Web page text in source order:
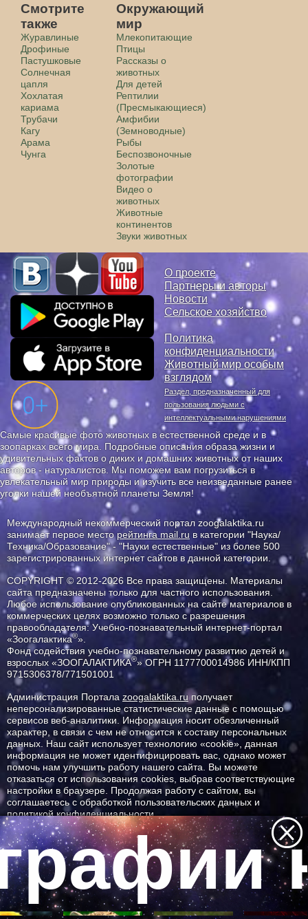
Смотрите
также
Журавлиные
Дрофиные
Пастушковые
Солнечная
цапля
Хохлатая
кариама
Трубачи
Кагу
Арама
Чунга
Окружающий
мир
Млекопитающие
Птицы
Рассказы о
животных
Для детей
Рептилии
(Пресмыкающиеся)
Амфибии
(Земноводные)
Рыбы
Беспозвоночные
Золотые
фотографии
Видео о
животных
Животные
континентов
Звуки животных
О проекте
Партнеры и авторы
Новости
Сельское хозяйство
Политика
конфиденциальности
Животный мир особым
взглядом
Раздел, предназначенный для
пользования людьми с
интеллектуальными нарушениями
Самые красивые фото животных в естественной среде и в
зоопарках всего мира. Подробные описания образа жизни и
удивительных фактов о диких и домашних животных от наших
авторов - натуралистов. Мы поможем вам погрузиться в
увлекательный мир природы и изучить все неизведанные ранее
уголки нашей необъятной планеты Земля!
Международный некоммерческий портал zoogalaktika.ru
занимает первое месторейтинга mail.ru в категории "Наука/
Техника/Образование" - "Науки естественные" из более 500
зарегистрированных интернет сайтов в данной категории.
COPYRIGHT © 2012-2026 Все права защищены. Материалы
сайта предназначены только для частного использования.
Любое использование опубликованных на сайте материалов в
коммерческих целях возможно только с разрешения
правообладателя: Учебно-познавательный интернет-портал
«Зоогалактика®».
Фонд содействия учебно-познавательному развитию детей и
взрослых «ЗООГАЛАКТИКА®» ОГРН 1177700014986 ИНН/КПП
9715306378/771501001
Администрация Портала zoogalaktika.ruполучает
неперсонализированные статистические данные с помощью
сервисов веб-аналитики. Информация носит обезличенный
характер, в связи с чем не относится к составу персональных
данных. Наш сайт использует технологию «cookie», данная
информация не может идентифицировать вас, однако может
помочь нам улучшить работу нашего сайта. Вы можете
отказаться от использования cookies, выбрав соответствующие
настройки в браузере. Продолжая работу с сайтом, вы
соглашаетесь с обработкой пользовательских данных и
политикой конфиденциальности.
ID ресурса: 735
Все самое интересное